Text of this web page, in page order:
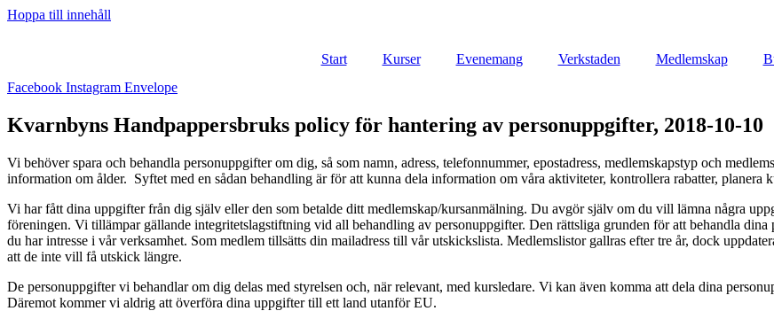
Hoppa till innehåll
Start Kurser Evenemang Verkstaden Medlemskap
Facebook Instagram Envelope
Kvarnbyns Handpappersbruks policy för hantering av personuppgifter, 2018-10-10
Vi behöver spara och behandla personuppgifter om dig, så som namn, adress, telefonnummer, epostadress, medlemskapstyp och
information om ålder. Syftet med en sådan behandling är för att kunna dela information om våra aktiviteter, kontrollera rabatter, planera
Vi har fått dina uppgifter från dig själv eller den som betalde ditt medlemskap/kursanmälning. Du avgör själv om du vill lämna några
föreningen. Vi tillämpar gällande integritetslagstiftning vid all behandling av personuppgifter. Den rättsliga grunden för att behandla
du har intresse i vår verksamhet. Som medlem tillsätts din mailadress till vår utskickslista. Medlemslistor gallras efter tre år, dock
att de inte vill få utskick längre.
De personuppgifter vi behandlar om dig delas med styrelsen och, när relevant, med kursledare. Vi kan även komma att dela dina
Däremot kommer vi aldrig att överföra dina uppgifter till ett land utanför EU.